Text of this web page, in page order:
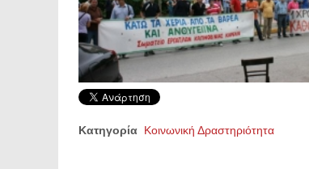
Κατηγορία Κοινωνική Δραστηριότητα